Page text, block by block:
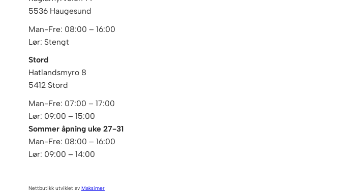
5536 Haugesund
Man-Fre: 08:00 – 16:00
Lør: Stengt
Stord
Hatlandsmyro 8
5412 Stord
Man-Fre: 07:00 – 17:00
Lør: 09:00 – 15:00
Sommer åpning uke 27-31
Man-Fre: 08:00 – 16:00
Lør: 09:00 – 14:00
Nettbutikk utviklet av Maksimer